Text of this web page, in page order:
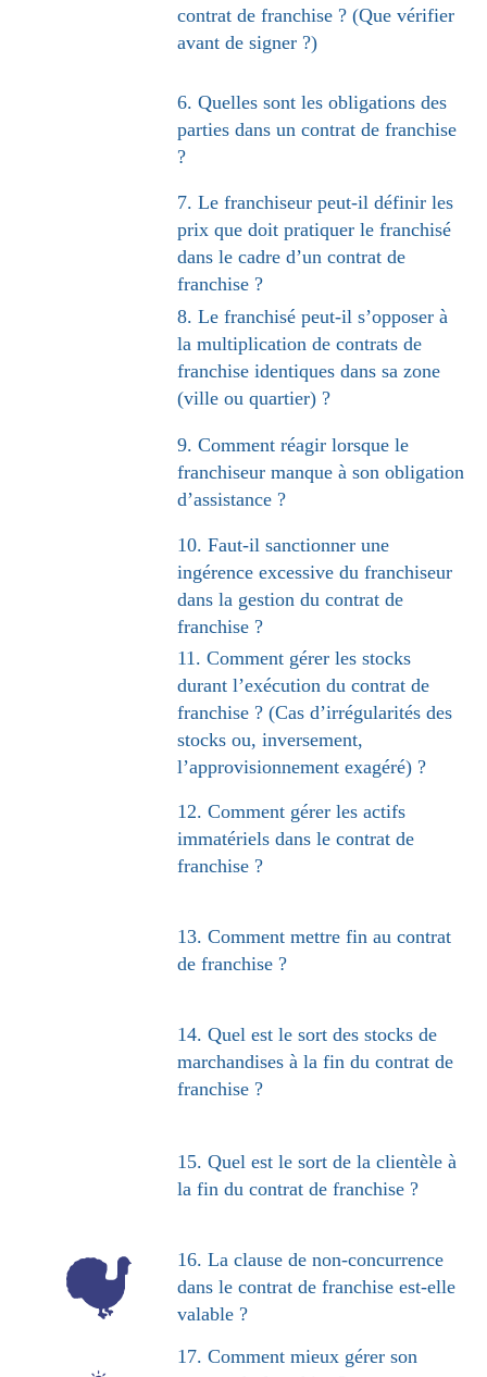
contrat de franchise ? (Que vérifier
avant de signer ?)
6. Quelles sont les obligations des
parties dans un contrat de franchise
?
7. Le franchiseur peut-il définir les
prix que doit pratiquer le franchisé
dans le cadre d’un contrat de
franchise ?
8. Le franchisé peut-il s’opposer à
la multiplication de contrats de
franchise identiques dans sa zone
(ville ou quartier) ?
9. Comment réagir lorsque le
franchiseur manque à son obligation
d’assistance ?
10. Faut-il sanctionner une
ingérence excessive du franchiseur
dans la gestion du contrat de
franchise ?
11. Comment gérer les stocks
durant l’exécution du contrat de
franchise ? (Cas d’irrégularités des
stocks ou, inversement,
l’approvisionnement exagéré) ?
12. Comment gérer les actifs
immatériels dans le contrat de
franchise ?
13. Comment mettre fin au contrat
de franchise ?
14. Quel est le sort des stocks de
marchandises à la fin du contrat de
franchise ?
15. Quel est le sort de la clientèle à
la fin du contrat de franchise ?
16. La clause de non-concurrence
dans le contrat de franchise est-elle
valable ?
17. Comment mieux gérer son